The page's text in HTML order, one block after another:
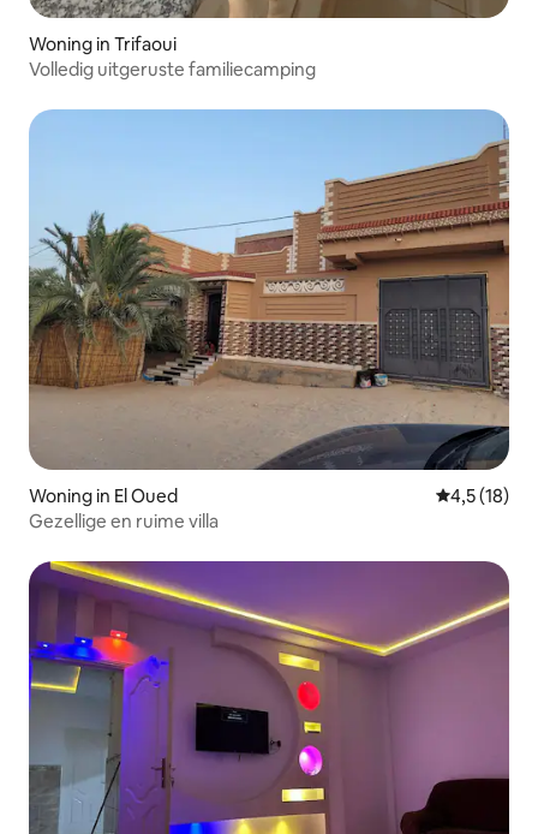
Woning in Trifaoui
Volledig uitgeruste familiecamping
Woning in El Oued
4,5 (18)
Gezellige en ruime villa